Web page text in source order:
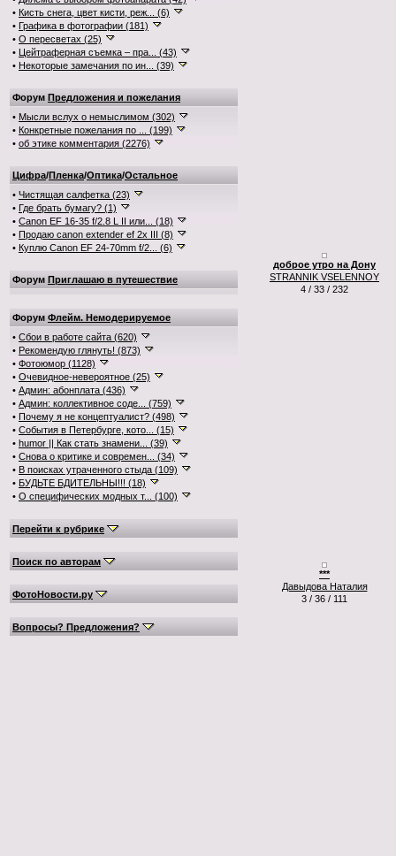
• Кисть снега, цвет кисти, реж... (6)
• Графика в фотографии (181)
• О пересветах (25)
• Цейтраферная съемка – пра... (43)
• Некоторые замечания по ин... (39)
Форум Предложения и пожелания
• Мысли вслух о немыслимом (302)
• Конкретные пожелания по ... (199)
• об этике комментария (2276)
Цифра/Пленка/Оптика/Остальное
• Чистящая салфетка (23)
• Где брать бумагу? (1)
• Canon EF 16-35 f/2.8 L II или... (18)
• Продаю canon extender ef 2x III (8)
• Куплю Canon EF 24-70mm f/2... (6)
Форум Приглашаю в путешествие
Форум Флейм. Немодерируемое
• Сбои в работе сайта (620)
• Рекомендую глянуть! (873)
• Фотоюмор (1128)
• Очевидное-невероятное (25)
• Админ: абонплата (436)
• Админ: коллективное соде... (759)
• Почему я не концептуалист? (498)
• События в Петербурге, кото... (15)
• humor || Как стать знамени... (39)
• Снова о критике и современ... (34)
• В поисках утраченного стыда (109)
• БУДЬТЕ БДИТЕЛЬНЫ!!! (18)
• О специфических модных т... (100)
Перейти к рубрике
Поиск по авторам
ФотоНовости.ру
Вопросы? Предложения?
доброе утро на Дону
STRANNIK VSELENNOY
4 / 33 / 232
***
Давыдова Наталия
3 / 36 / 111